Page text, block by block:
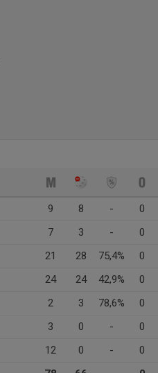
9 8 - 0
7 3 - 0
21 28 75,4% 0
24 24 42,9% 0
2 3 78,6% 0
3 0 - 0
12 0 - 0